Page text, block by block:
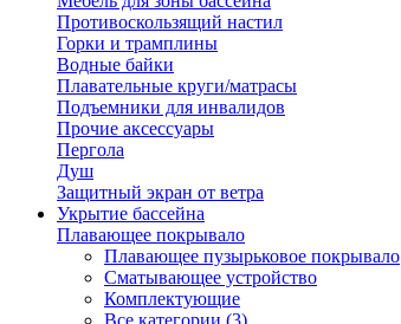
Противоскользящий настил
Горки и трамплины
Водные байки
Плавательные круги/матрасы
Подъемники для инвалидов
Прочие аксессуары
Пергола
Душ
Защитный экран от ветра
Укрытие бассейна
Плавающее покрывало
Плавающее пузырьковое покрывало
Сматывающее устройство
Комплектующие
Все категории (3)